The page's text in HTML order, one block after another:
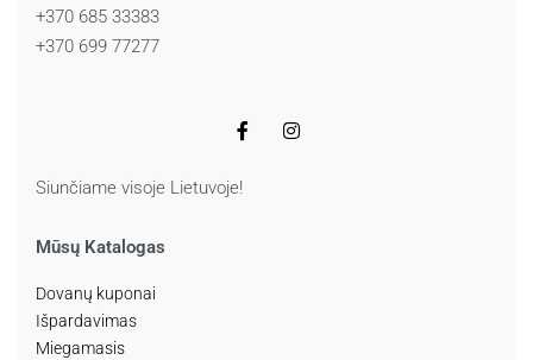
+370 685 33383
+370 699 77277
Siunčiame visoje Lietuvoje!
Mūsų Katalogas
Dovanų kuponai
Išpardavimas
Miegamasis